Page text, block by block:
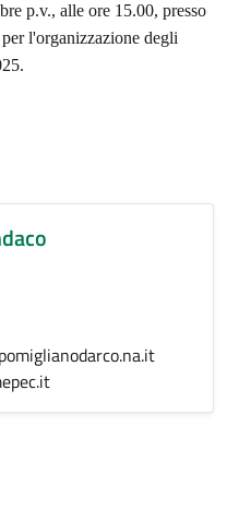
p.v., alle ore 15.00, presso
l'organizzazione degli